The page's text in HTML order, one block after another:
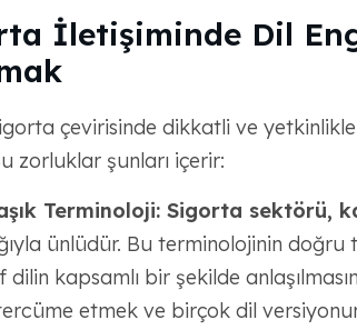
İletişiminde Dil
çevirisinde dikkatli ve
zorluklar şunları içerir:
Terminoloji: Sigorta sektörü,
ünlüdür. Bu terminolojinin
dilin kapsamlı bir şekilde
etmek ve birçok dil